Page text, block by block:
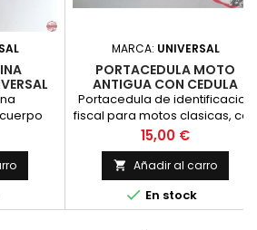
para
MARCA: UNIVERSAL
PORTACEDULA MOTO
ANTIGUA CON CEDULA
Portacedula de identificacion
fiscal para motos clasicas, con
los extremos cromados. Para
gran ca
Precio
15,00 €
 Añadir al carro
 En stock